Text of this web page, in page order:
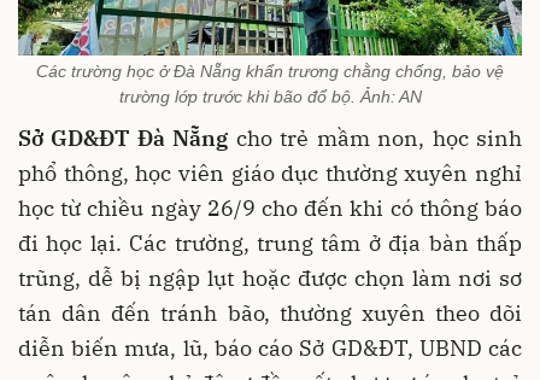
Các trường học ở Đà Nẵng khẩn trương chằng chống, bảo vệ
trường lớp trước khi bão đổ bộ. Ảnh: AN
Sở GD&ĐT Đà Nẵng cho trẻ mầm non, học sinh
phổ thông, học viên giáo dục thường xuyên nghỉ
học từ chiều ngày 26/9 cho đến khi có thông báo
đi học lại. Các trường, trung tâm ở địa bàn thấp
trũng, dễ bị ngập lụt hoặc được chọn làm nơi sơ
tán dân đến tránh bão, thường xuyên theo dõi
diễn biến mưa, lũ, báo cáo Sở GD&ĐT, UBND các